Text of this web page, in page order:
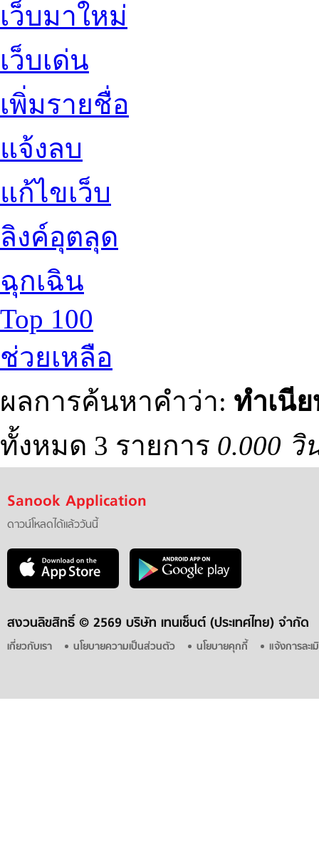
เว็บมาใหม่
เว็บเด่น
เพิ่มรายชื่อ
แจ้งลบ
แก้ไขเว็บ
ลิงค์อุตลุด
ฉุกเฉิน
Top 100
ช่วยเหลือ
ผลการค้นหาคำว่า: ทำเนี
ทั้งหมด 3 รายการ 0.000 วิ
Sanook Application
ดาวน์โหลดได้แล้ววันนี้
สงวนลิขสิทธิ์ © 2569 บริษัท เทนเซ็นต์ (ประเทศไทย) จำกัด
เกี่ยวกับเรา นโยบายความเป็นส่วนตัว นโยบายคุกกี้ แจ้งการละ